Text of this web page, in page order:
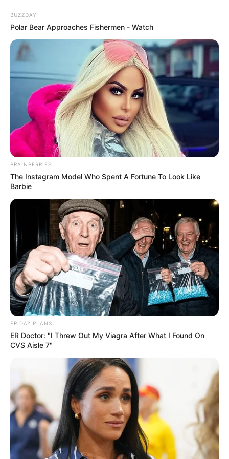
5 passos para fazer um mosaico de
sementes em vaso de planta
É sempre bom aprender coisas novas, ainda mais
quando são bonitas e fáceis de fazer. Hoje temos
uma ideia assim, diferenciada, bonita e super
simples. Vamos aprender a decorar vasos de
plantas usando a técnica do mosaico. Mas não
BUZZDAY
Polar Bear Approaches Fishermen - Watch
BRAINBERRIES
The Instagram Model Who Spent A Fortune To Look Like
Barbie
FRIDAY PLANS
ER Doctor: "I Threw Out My Viagra After What I Found On
CVS Aisle 7"